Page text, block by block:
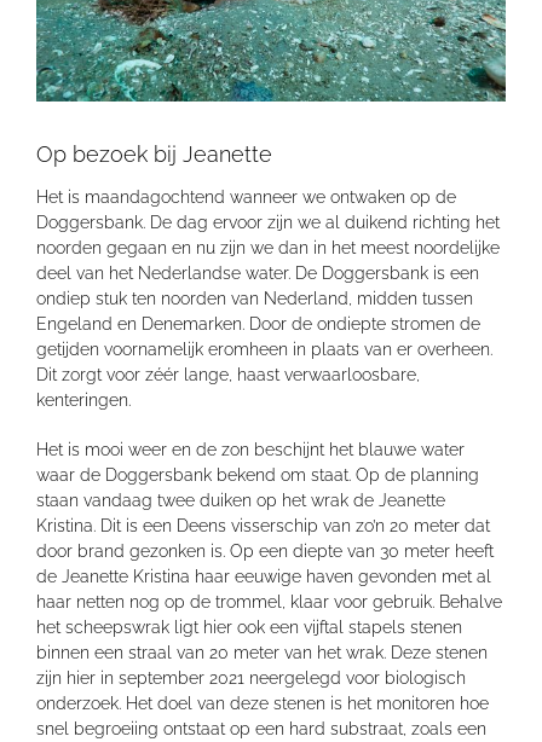
Op bezoek bij Jeanette
Het is maandagochtend wanneer we ontwaken op de
Doggersbank. De dag ervoor zijn we al duikend richting het
noorden gegaan en nu zijn we dan in het meest noordelijke
deel van het Nederlandse water. De Doggersbank is een
ondiep stuk ten noorden van Nederland, midden tussen
Engeland en Denemarken. Door de ondiepte stromen de
getijden voornamelijk eromheen in plaats van er overheen.
Dit zorgt voor zéér lange, haast verwaarloosbare,
kenteringen.
Het is mooi weer en de zon beschijnt het blauwe water
waar de Doggersbank bekend om staat. Op de planning
staan vandaag twee duiken op het wrak de Jeanette
Kristina. Dit is een Deens visserschip van zo’n 20 meter dat
door brand gezonken is. Op een diepte van 30 meter heeft
de Jeanette Kristina haar eeuwige haven gevonden met al
haar netten nog op de trommel, klaar voor gebruik. Behalve
het scheepswrak ligt hier ook een vijftal stapels stenen
binnen een straal van 20 meter van het wrak. Deze stenen
zijn hier in september 2021 neergelegd voor biologisch
onderzoek. Het doel van deze stenen is het monitoren hoe
snel begroeiing ontstaat op een hard substraat, zoals een